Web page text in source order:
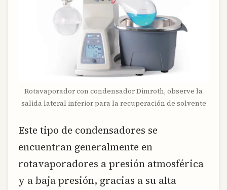
Rotavaporador con condensador Dimroth, observe la
salida lateral inferior para la recuperación de solvente
Este tipo de condensadores se
encuentran generalmente en
rotavaporadores a presión atmosférica
y a baja presión, gracias a su alta